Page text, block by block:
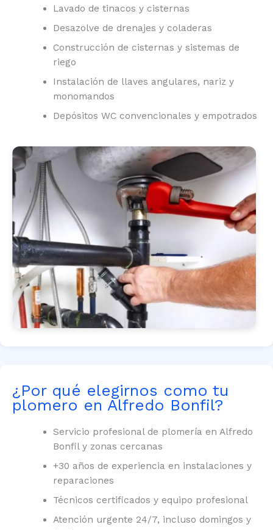
Lavado de tinacos y cisternas
Desazolve de drenajes y coladeras
Construcción de cisternas y sistemas de
riego
Instalación de llaves angulares, nariz y
monomandos
Depósitos WC convencionales y empotrados
¿Por qué elegirnos como tu
plomero en Alfredo Bonfil?
Servicio profesional de plomería en Alfredo
Bonfil y zonas cercanas
+30 años de experiencia en instalaciones y
reparaciones
Técnicos certificados y equipo profesional
Atención urgente 24/7, incluso domingos y